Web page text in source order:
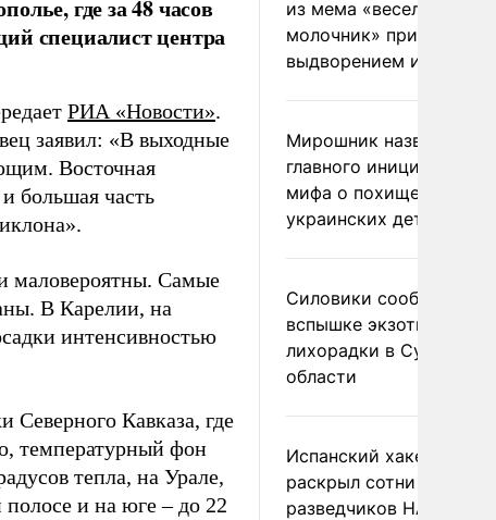
где за 48 часов
специалист центра
РИА «Новости».
заявил: «В выходные
Восточная
большая часть
маловероятны. Самые
В Карелии, на
интенсивностью
Кавказа, где
температурный фон
тепла, на Урале,
и на юге – до 22
из мема «веселый
молочник» пригрозили
выдворением из
Мирошник назвал
главного инициатора
мифа о похищении
украинских детей
Силовики сообщили о
вспышке экзотической
лихорадки в Сумской
области
Испанский хакер Хиль
раскрыл сотни
разведчиков НАТО и